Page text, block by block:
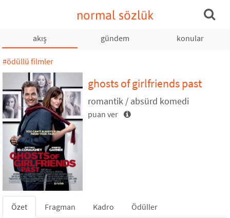
normal sözlük
akış gündem konular
#ödüllü filmler
ghosts of girlfriends past
romantik / absürd komedi
puan ver
Özet Fragman Kadro Ödüller